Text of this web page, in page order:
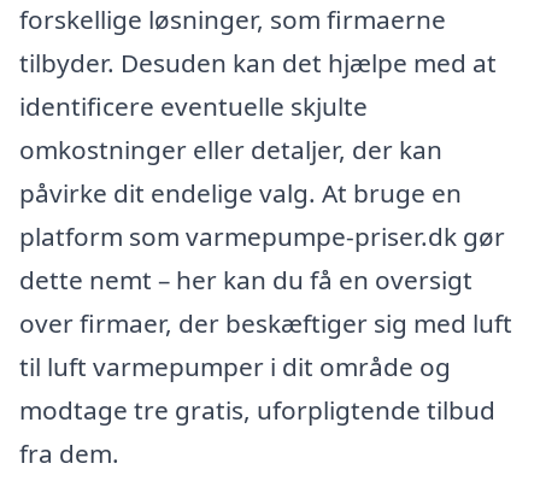
forskellige løsninger, som firmaerne
tilbyder. Desuden kan det hjælpe med at
identificere eventuelle skjulte
omkostninger eller detaljer, der kan
påvirke dit endelige valg. At bruge en
platform som varmepumpe-priser.dk gør
dette nemt – her kan du få en oversigt
over firmaer, der beskæftiger sig med luft
til luft varmepumper i dit område og
modtage tre gratis, uforpligtende tilbud
fra dem.